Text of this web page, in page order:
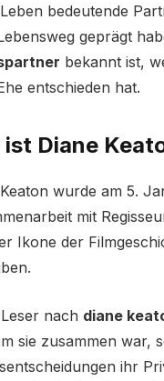
bedeutende
geprägt
bekannt ist,
entschieden hat.
ist Diane
wurde am 5.
mit
Ikone der
nach diane
sie zusammen war,
ihr